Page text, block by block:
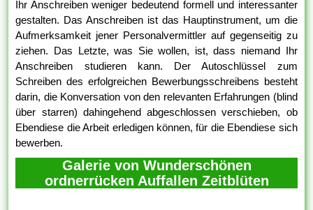
Ihr Anschreiben weniger bedeutend formell und interessanter
gestalten. Das Anschreiben ist das Hauptinstrument, um die
Aufmerksamkeit jener Personalvermittler auf gegenseitig zu
ziehen. Das Letzte, was Sie wollen, ist, dass niemand Ihr
Anschreiben studieren kann. Der Autoschlüssel zum
Schreiben des erfolgreichen Bewerbungsschreibens besteht
darin, die Konversation von den relevanten Erfahrungen (blind
über starren) dahingehend abgeschlossen verschieben, ob
Ebendiese die Arbeit erledigen können, für die Ebendiese sich
bewerben.
Galerie von Wunderschönen
ordnerrücken Auffallen Zeitblüten